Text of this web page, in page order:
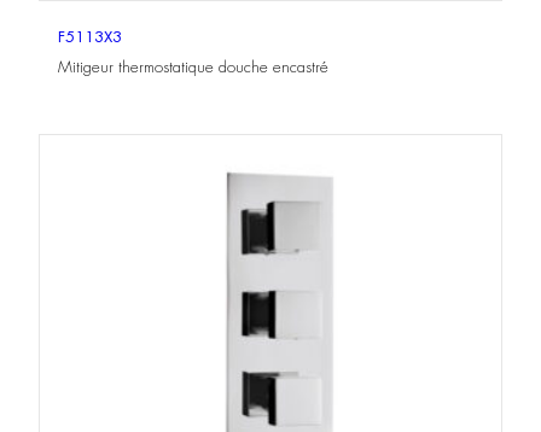
F5113X3
Mitigeur thermostatique douche encastré